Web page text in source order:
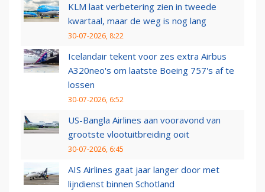
KLM laat verbetering zien in tweede
kwartaal, maar de weg is nog lang
30-07-2026, 8:22
Icelandair tekent voor zes extra Airbus
A320neo's om laatste Boeing 757's af te
lossen
30-07-2026, 6:52
US-Bangla Airlines aan vooravond van
grootste vlootuitbreiding ooit
30-07-2026, 6:45
AIS Airlines gaat jaar langer door met
lijndienst binnen Schotland